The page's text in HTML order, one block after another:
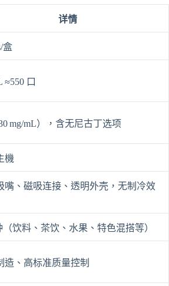
详情
盒
≈550 口
mg/mL），含无尼古丁选项
機
嘴、磁吸连接、透明外壳，无制冷效
（饮料、茶饮、水果、特色混搭等）
造、高标准质量控制